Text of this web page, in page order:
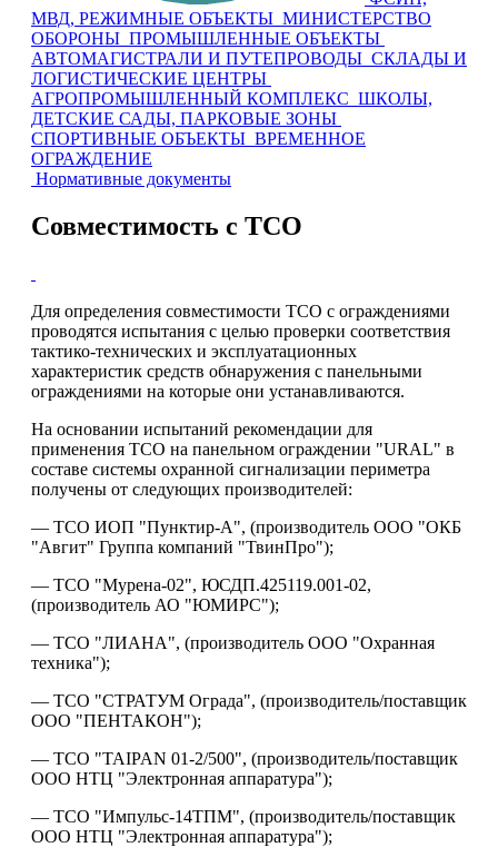
МВД, РЕЖИМНЫЕ ОБЪЕКТЫ МИНИСТЕРСТВО
ОБОРОНЫ ПРОМЫШЛЕННЫЕ ОБЪЕКТЫ
АВТОМАГИСТРАЛИ И ПУТЕПРОВОДЫ СКЛАДЫ И
ЛОГИСТИЧЕСКИЕ ЦЕНТРЫ
АГРОПРОМЫШЛЕННЫЙ КОМПЛЕКС ШКОЛЫ,
ДЕТСКИЕ САДЫ, ПАРКОВЫЕ ЗОНЫ
СПОРТИВНЫЕ ОБЪЕКТЫ ВРЕМЕННОЕ
ОГРАЖДЕНИЕ
Нормативные документы
Совместимость с ТСО
Для определения совместимости ТСО с ограждениями
проводятся испытания с целью проверки соответствия
тактико-технических и эксплуатационных
характеристик средств обнаружения с панельными
ограждениями на которые они устанавливаются.
На основании испытаний рекомендации для
применения ТСО на панельном ограждении "URAL" в
составе системы охранной сигнализации периметра
получены от следующих производителей:
— ТСО ИОП "Пунктир-А", (производитель ООО "ОКБ
"Авгит" Группа компаний "ТвинПро");
— ТСО "Мурена-02", ЮСДП.425119.001-02,
(производитель АО "ЮМИРС");
— ТСО "ЛИАНА", (производитель ООО "Охранная
техника");
— ТСО "СТРАТУМ Ограда", (производитель/поставщик
ООО "ПЕНТАКОН");
— ТСО "TAIPAN 01-2/500", (производитель/поставщик
ООО НТЦ "Электронная аппаратура");
— ТСО "Импульс-14ТПМ", (производитель/поставщик
ООО НТЦ "Электронная аппаратура");